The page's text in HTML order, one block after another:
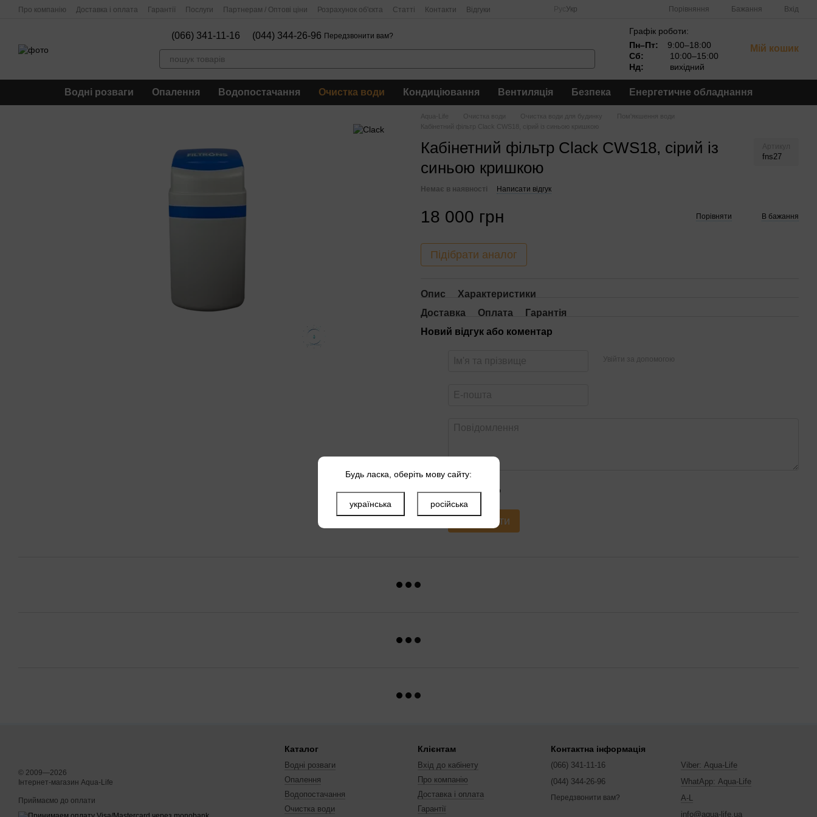
Перейти до основного контенту
Про компанію Доставка і оплата Гарантії Послуги Партнерам / Оптові ціни Розрахунок об'єкта Статті Контакти Відгуки Укр Порівняння Бажання Вхід
(066) 341-11-16 (044) 344-26-96 Передзвонити вам?
Графік роботи:
Пн–Пт:
9:00–18:00
Сб:
10:00–15:00
Нд:
вихідний
Мій кошик
Водні розваги Опалення Водопостачання Очистка води Кондиціювання Вентиляція Безпека Енергетичне обладнання
Aqua-Life Очистка води Очистка води для будинку
Пом'якшення води
Кабінетний фільтр Clack CWS18, сірий із синьою кришкою
Кабінетний фільтр Clack CWS18, сірий із
синьою кришкою
fns27
Немає в наявності Написати відгук
18 000 грн Порівняти В бажання
Підібрати аналог
Опис
Характеристики
Доставка
Оплата
Гарантія
Новий відгук або коментар
Увійти за допомогою
Оцініть товар
Надіслати
© 2009—2026
Інтернет-магазин Aqua-Life
Приймаємо до оплати
Каталог
Водні розваги
Опалення
Водопостачання
Очистка води
Клієнтам
Вхід до кабінету
Про компанію
Доставка і оплата
Гарантії
Контактна інформація
(066) 341-11-16
(044) 344-26-96
Передзвонити вам?
Viber: Aqua-Life
WhatApp: Aqua-Life
A-L
info@aqua-life.ua
Будь ласка, оберіть мову сайту:
українська російська